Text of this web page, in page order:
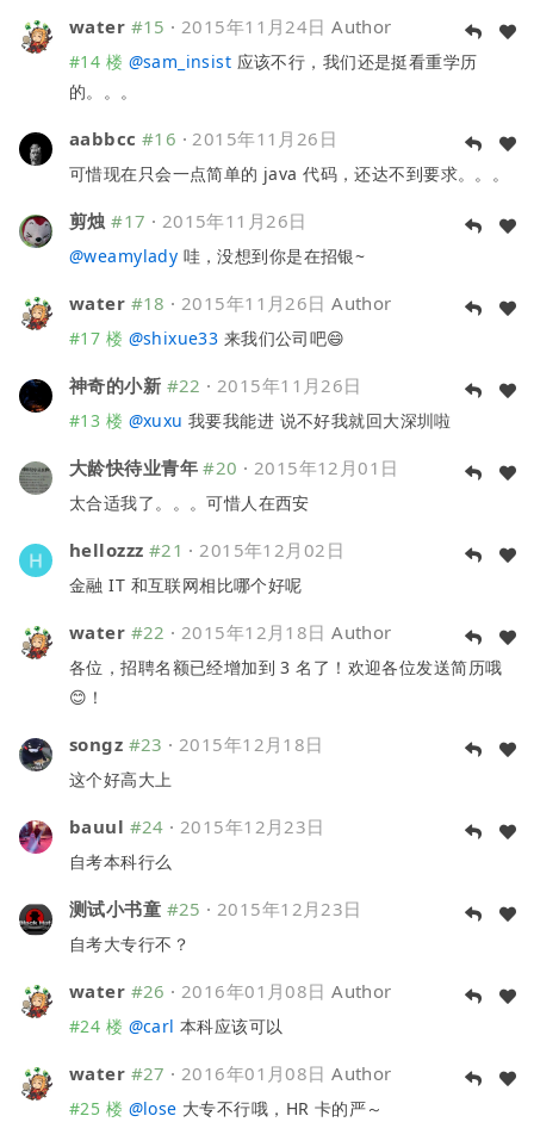
water #15 ·2015年11月24日 Author
#14 楼 @sam_insist 应该不行，我们还是挺看重学历
的。。。
aabbcc #16 ·2015年11月26日
可惜现在只会一点简单的 java 代码，还达不到要求。。。
剪烛 #17 · 2015年11月26日
@weamylady 哇，没想到你是在招银~
water #18 ·2015年11月26日 Author
#17 楼 @shixue33 来我们公司吧😄
神奇的小新 #22 ·2015年11月26日
#13 楼 @xuxu 我要我能进 说不好我就回大深圳啦
大龄快待业青年 #20 · 2015年12月01日
太合适我了。。。可惜人在西安
hellozzz #21 ·2015年12月02日
金融 IT 和互联网相比哪个好呢
water #22 ·2015年12月18日 Author
各位，招聘名额已经增加到 3 名了！欢迎各位发送简历哦
😊！
songz #23 ·2015年12月18日
这个好高大上
bauul #24 ·2015年12月23日
自考本科行么
测试小书童 #25 ·2015年12月23日
自考大专行不？
water #26 ·2016年01月08日 Author
#24 楼 @carl 本科应该可以
water #27 ·2016年01月08日 Author
#25 楼 @lose 大专不行哦，HR 卡的严～